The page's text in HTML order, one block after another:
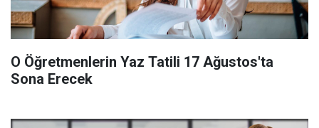
O Öğretmenlerin Yaz Tatili 17 Ağustos'ta
Sona Erecek